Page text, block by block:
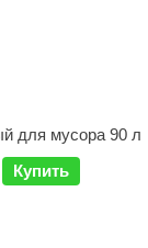
для мусора 90 л
Купить